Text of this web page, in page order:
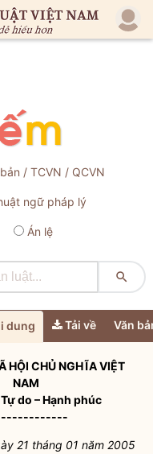
/ TCVN / QCVN
ngữ pháp lý
Án lệ

dung Tải về Văn
HỘI CHỦ NGHĨA VIỆT
NAM
do – Hạnh phúc
21 tháng 01 năm 2005